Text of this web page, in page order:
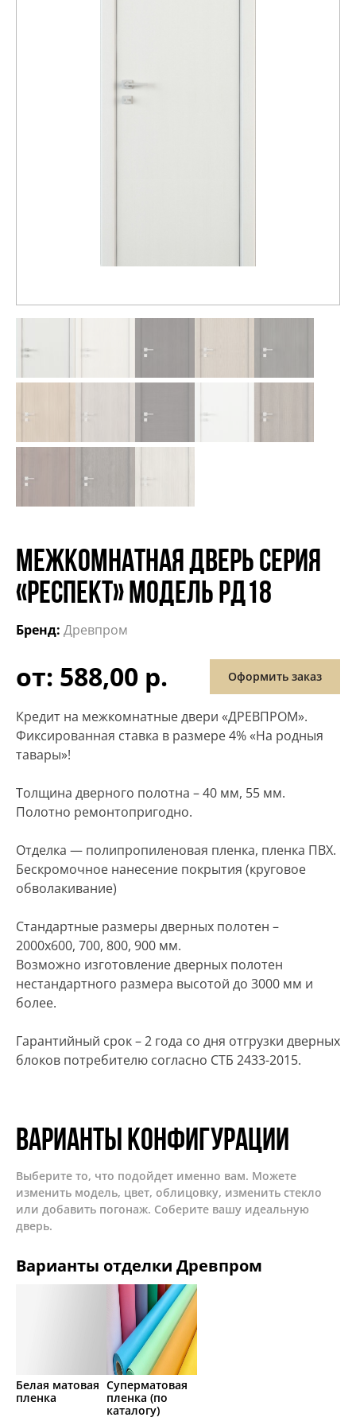
МЕЖКОМНАТНАЯ ДВЕРЬ СЕРИЯ
«РЕСПЕКТ» МОДЕЛЬ РД18
Бренд: Древпром
от: 588,00 р. Оформить заказ
Кредит на межкомнатные двери «ДРЕВПРОМ».
Фиксированная ставка в размере 4% «На родныя
тавары»!
Толщина дверного полотна – 40 мм, 55 мм.
Полотно ремонтопригодно.
Отделка — полипропиленовая пленка, пленка ПВХ.
Бескромочное нанесение покрытия (круговое
обволакивание)
Стандартные размеры дверных полотен –
2000х600, 700, 800, 900 мм.
Возможно изготовление дверных полотен
нестандартного размера высотой до 3000 мм и
более.
Гарантийный срок – 2 года со дня отгрузки дверных
блоков потребителю согласно СТБ 2433-2015.
Варианты конфигурации
Выберите то, что подойдет именно вам. Можете
изменить модель, цвет, облицовку, изменить стекло
или добавить погонаж. Соберите вашу идеальную
дверь.
Варианты отделки Древпром
Белая матовая
пленка
Суперматовая
пленка (по
каталогу)